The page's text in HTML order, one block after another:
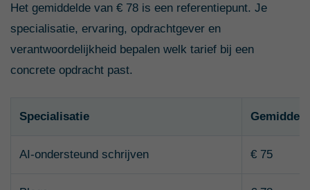
Het gemiddelde van € 78 is een referentiepunt. Je
specialisatie, ervaring, opdrachtgever en
verantwoordelijkheid bepalen welk tarief bij een
concrete opdracht past.
Specialisatie
AI-ondersteund schrijven € 75